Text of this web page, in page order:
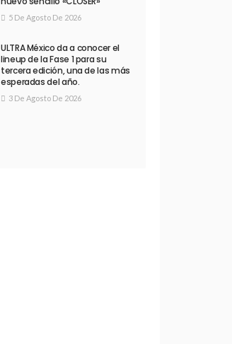
5 De Agosto De 2026
ULTRA México da a conocer el
lineup de la Fase 1 para su
tercera edición, una de las más
esperadas del año.
3 De Agosto De 2026